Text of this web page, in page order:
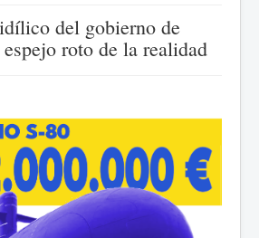
del gobierno de
roto de la realidad